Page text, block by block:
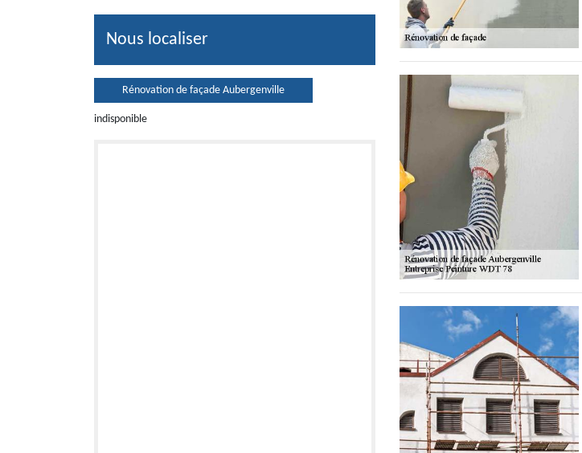
Nous localiser
Rénovation de façade Aubergenville
indisponible